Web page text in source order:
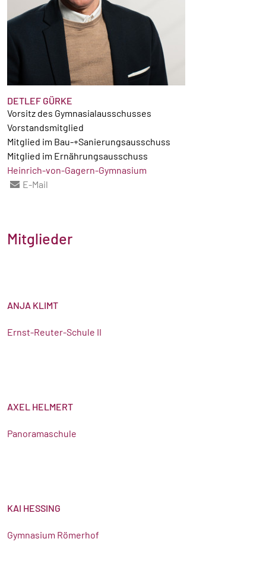
DETLEF GÜRKE
Vorsitz des Gymnasialausschusses
Vorstandsmitglied
Mitglied im Bau-+Sanierungsausschuss
Mitglied im Ernährungsausschuss
Heinrich-von-Gagern-Gymnasium
E-Mail
Mitglieder
ANJA KLIMT
Ernst-Reuter-Schule II
AXEL HELMERT
Panoramaschule
KAI HESSING
Gymnasium Römerhof